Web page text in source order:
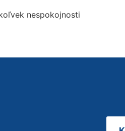
nespokojnosti